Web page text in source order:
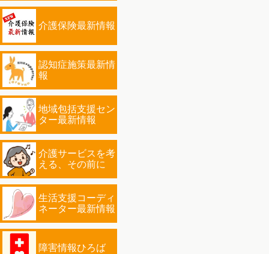
介護保険最新情報
認知症施策最新情
報
地域包括支援セン
ター最新情報
介護サービスを考
える、その前に
生活支援コーディ
ネーター最新情報
障害情報ひろば